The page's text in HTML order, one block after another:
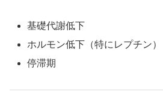
基礎代謝低下
ホルモン低下（特にレプチン）
停滞期